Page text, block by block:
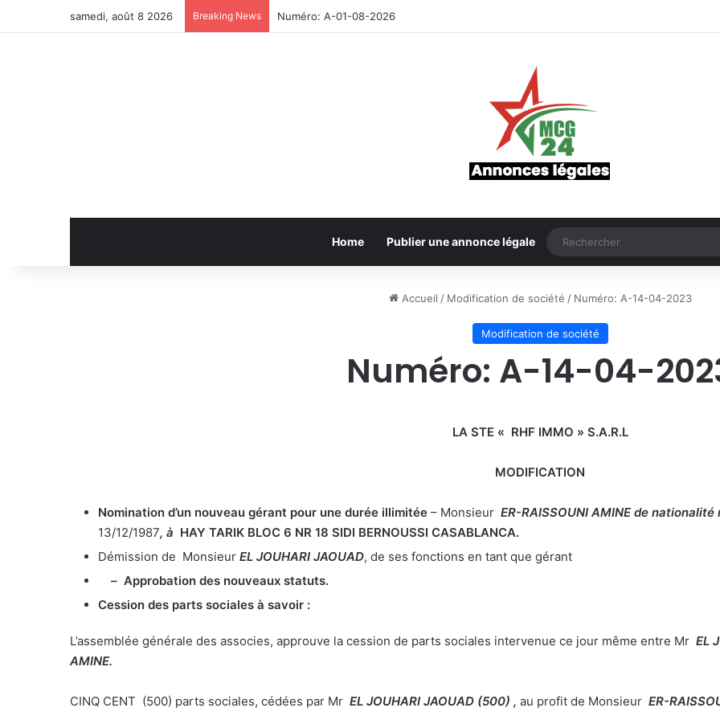
samedi, août 8 2026 Breaking News Numéro: A-01-08-2026
Home Publier une annonce légale
Accueil / Modification de société / Numéro: A-14-04-2023
Modification de société
Numéro: A-14-04-
LA STE « RHF IMMO » S.A.R.L
MODIFICATION
Nomination d’un nouveau gérant pour une durée illimitée – Monsieur ER-RAISSOUNI AMINEde nationalité
13/12/1987, à HAY TARIK BLOC 6 NR 18 SIDI BERNOUSSI CASABLANCA.
Démission de Monsieur EL JOUHARI JAOUAD, de ses fonctions en tant que gérant
– Approbation des nouveaux statuts.
Cession des parts sociales à savoir :
L’assemblée générale des associes, approuve la cession de parts sociales intervenue ce jour même entre Mr EL
AMINE.
CINQ CENT (500) parts sociales, cédées par Mr EL JOUHARI JAOUAD (500) , au profit de Monsieur ER-